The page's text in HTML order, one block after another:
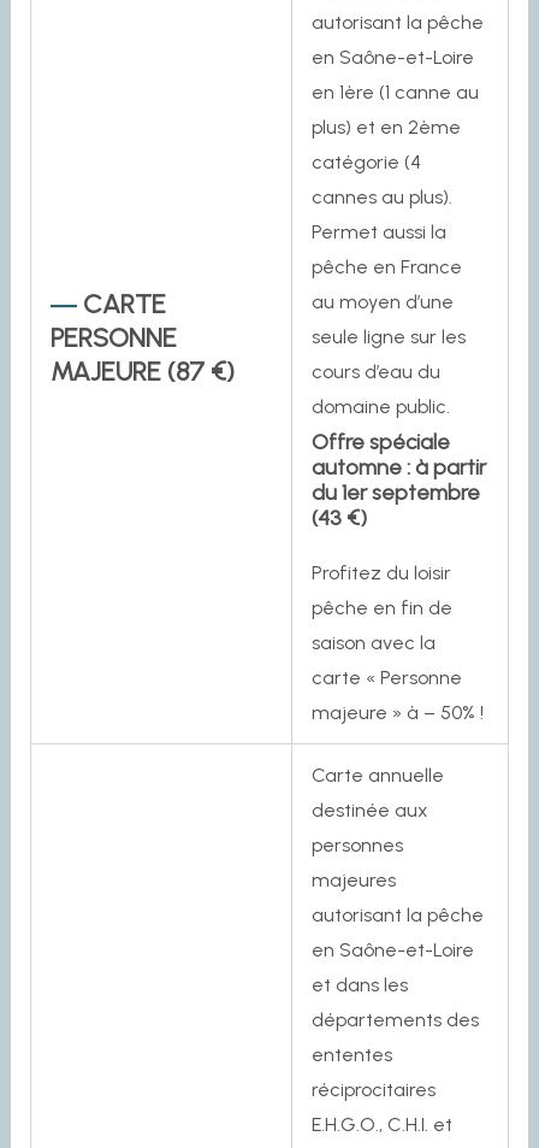
CARTE
PERSONNE
MAJEURE (87 €)
autorisant la pêche
en Saône-et-Loire
en 1ère (1 canne au
plus) et en 2ème
catégorie (4
cannes au plus).
Permet aussi la
pêche en France
au moyen d’une
seule ligne sur les
cours d’eau du
domaine public.
Offre spéciale
automne : à partir
du 1er septembre
(43 €)
Profitez du loisir
pêche en fin de
saison avec la
carte « Personne
majeure » à – 50% !
Carte annuelle
destinée aux
personnes
majeures
autorisant la pêche
en Saône-et-Loire
et dans les
départements des
ententes
réciprocitaires
E.H.G.O., C.H.I. et